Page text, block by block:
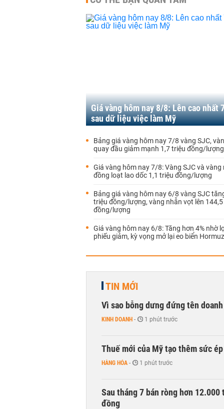
Giá vàng hôm nay 8/8: Lên cao nhất
sau dữ liệu việc làm Mỹ
Bảng giá vàng hôm nay 7/8 vàng SJC,
quay đầu giảm mạnh 1,7 triệu đồng/lượng
Giá vàng hôm nay 7/8: Vàng SJC và vàng
đồng loạt lao dốc 1,1 triệu đồng/lượng
Bảng giá vàng hôm nay 6/8 vàng SJC
triệu đồng/lượng, vàng nhẫn vọt lên 144,5
đồng/lượng
Giá vàng hôm nay 6/8: Tăng hơn 4% nhờ
phiếu giảm, kỳ vọng mở lại eo biển Hormuz
TIN MỚI
Vì sao bỗng dưng đứng tên
KINH DOANH - 1 phút trước
Thuế mới của Mỹ tạo thêm sức
HÀNG HÓA - 1 phút trước
Sau tháng 7 bán ròng hơn
đồng